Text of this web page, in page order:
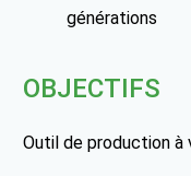
générations
OBJECTIFS
Outil de production à